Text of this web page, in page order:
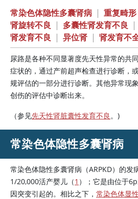
常染色体隐性多囊肾病 | 重复畸形
肾旋转不良 | 多囊性肾发育不良 |
肾发育不良 | 异位肾 | 肾发育不
尿路是各种不同显著度先天性异常的共
症状的，通过产前超声检查进行诊断，
规评估的一部分进行诊断。其他异常现
创伤的评估中诊断出来。
（参见先天性肾脏囊性发育不良。)
常染色体隐性多囊肾病
常染色体隐性多囊肾病（ARPKD）的发
1/20,000活产婴儿（1 ）；它是由位于
因突变引起的。相比之下， 常染色体显